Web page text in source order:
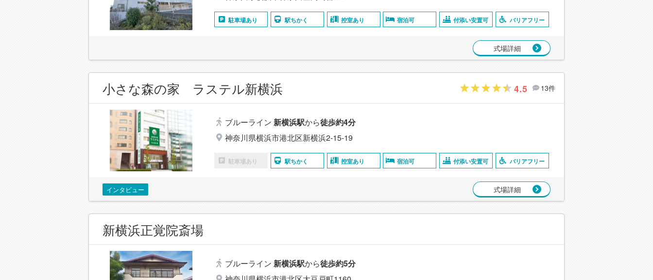
駐車場あり 駅ちかく 控室あり 宿泊可 付添い安置可 バリアフリー
式場詳細
小さな森の家 ラステル新横浜 4.5 13件
ブルーライン 新横浜駅から徒歩約4分
神奈川県横浜市港北区新横浜2-15-19
駐車場あり 駅ちかく 控室あり 宿泊可 付添い安置可 バリアフリー
インタビュー 式場詳細
新横浜正覚院斎場
ブルーライン 新横浜駅から徒歩約5分